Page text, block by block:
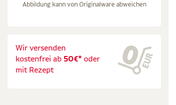
Abbildung kann von Originalware abweichen
Wir versenden
kostenfrei ab 50€* oder
mit Rezept